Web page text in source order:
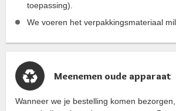
toepassing).
We voeren het verpakkingsmateriaal
Meenemen oude apparaat
Wanneer we je bestelling komen